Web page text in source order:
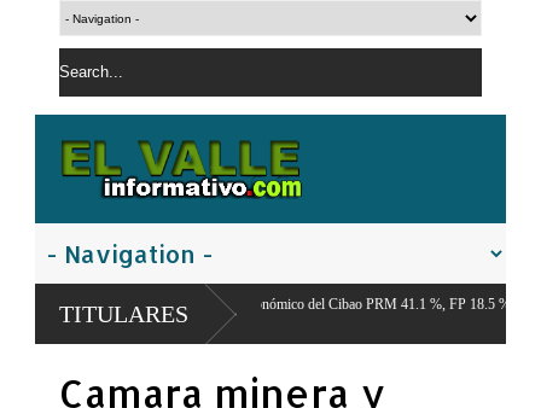
TITULARES
del Centro Económico del Cibao PRM 41.1 %, FP 18.5 %, PLD 12.9 %,
Camara minera y